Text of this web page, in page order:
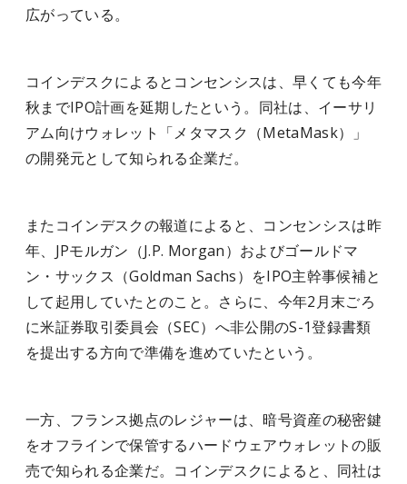
広がっている。
コインデスクによるとコンセンシスは、早くても今年
秋までIPO計画を延期したという。同社は、イーサリ
アム向けウォレット「メタマスク（MetaMask）」
の開発元として知られる企業だ。
またコインデスクの報道によると、コンセンシスは昨
年、JPモルガン（J.P. Morgan）およびゴールドマ
ン・サックス（Goldman Sachs）をIPO主幹事候補と
して起用していたとのこと。さらに、今年2月末ごろ
に米証券取引委員会（SEC）へ非公開のS-1登録書類
を提出する方向で準備を進めていたという。
一方、フランス拠点のレジャーは、暗号資産の秘密鍵
をオフラインで保管するハードウェアウォレットの販
売で知られる企業だ。コインデスクによると、同社は